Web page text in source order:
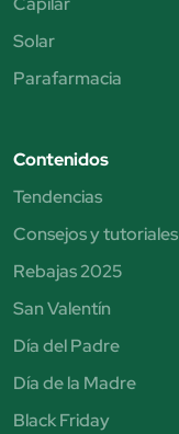
Solar
Parafarmacia
Contenidos
Tendencias
Consejos y tutoriales
Rebajas 2025
San Valentín
Día del Padre
Día de la Madre
Black Friday